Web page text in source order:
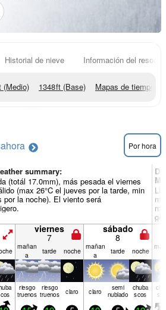
Historial de nieve Información del resort
(Medio) 1348ft (Base) Mapas de tiempo
ahora Por hora
summary:
(totál 17.0mm), más pesada el viernes
(max 26°C el jueves por la tarde, min
por la noche). El viento será
viernes
7
sábado
8
mañan
a
tarde noche mañan
a
tarde noche
riesgo
truenos
riesgo
truenos claro claro semi
nublado
chuba
scos